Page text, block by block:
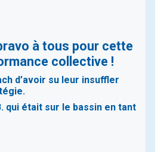
à tous pour cette
collective !
d’avoir su leur insuffler
qui était sur le bassin en tant